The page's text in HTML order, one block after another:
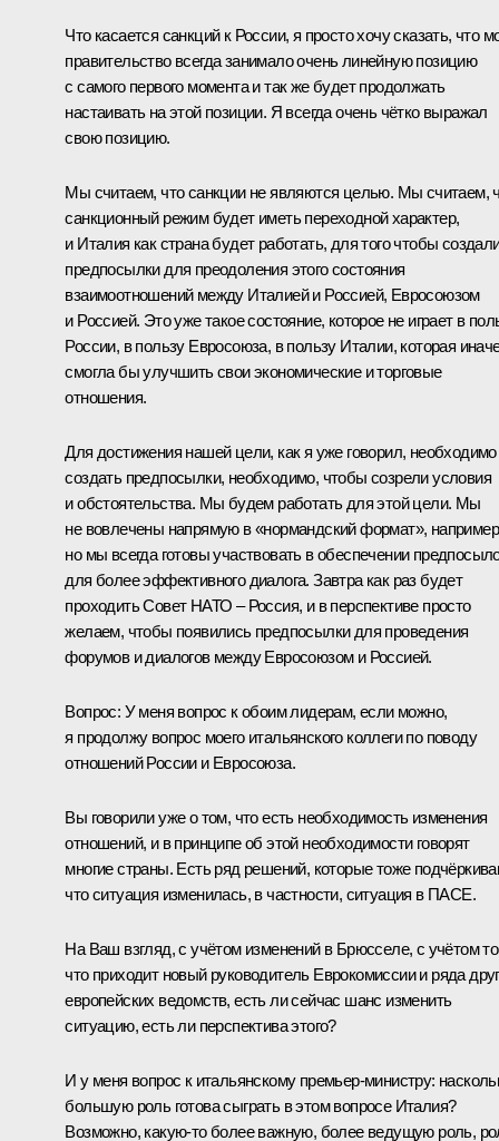
Что касается санкций к России, я просто хочу сказать, что
правительство всегда занимало очень линейную позицию
с самого первого момента и так же будет продолжать
настаивать на этой позиции. Я всегда очень чётко выражал
свою позицию.
Мы считаем, что санкции не являются целью. Мы считаем,
санкционный режим будет иметь переходной характер,
и Италия как страна будет работать, для того чтобы
предпосылки для преодоления этого состояния
взаимоотношений между Италией и Россией, Евросоюзом
и Россией. Это уже такое состояние, которое не играет в
России, в пользу Евросоюза, в пользу Италии, которая
смогла бы улучшить свои экономические и торговые
отношения.
Для достижения нашей цели, как я уже говорил, необходимо
создать предпосылки, необходимо, чтобы созрели условия
и обстоятельства. Мы будем работать для этой цели. Мы
не вовлечены напрямую в «нормандский формат»,
но мы всегда готовы участвовать в обеспечении
для более эффективного диалога. Завтра как раз будет
проходить Совет НАТО – Россия, и в перспективе просто
желаем, чтобы появились предпосылки для проведения
форумов и диалогов между Евросоюзом и Россией.
Вопрос: У меня вопрос к обоим лидерам, если можно,
я продолжу вопрос моего итальянского коллеги по поводу
отношений России и Евросоюза.
Вы говорили уже о том, что есть необходимость изменения
отношений, и в принципе об этой необходимости говорят
многие страны. Есть ряд решений, которые тоже
что ситуация изменилась, в частности, ситуация в ПАСЕ.
На Ваш взгляд, с учётом изменений в Брюсселе, с учётом
что приходит новый руководитель Еврокомиссии и ряда
европейских ведомств, есть ли сейчас шанс изменить
ситуацию, есть ли перспектива этого?
И у меня вопрос к итальянскому премьер‑министру:
большую роль готова сыграть в этом вопросе Италия?
Возможно, какую‑то более важную, более ведущую роль,